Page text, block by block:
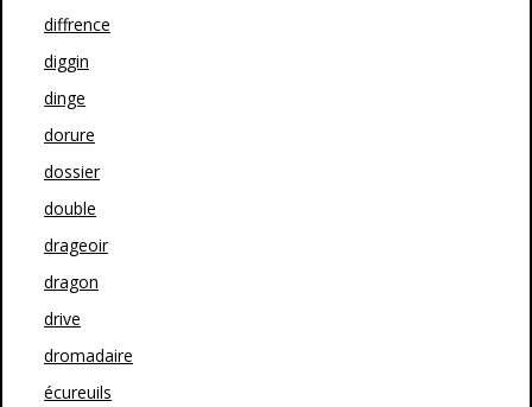
diffrence
diggin
dinge
dorure
dossier
double
drageoir
dragon
drive
dromadaire
écureuils